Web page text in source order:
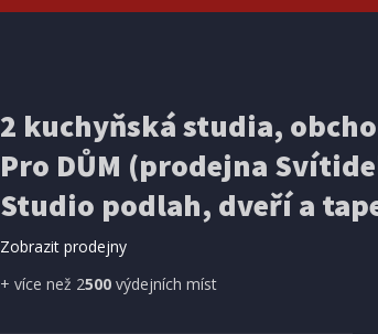
2 kuchyňská studia,
Pro DŮM (prodejna
Studio podlah, dveří a
Zobrazit prodejny
+ více než 2500výdejních míst